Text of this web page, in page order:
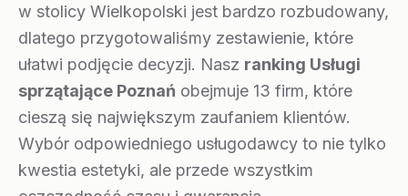
w stolicy Wielkopolski jest bardzo rozbudowany,
dlatego przygotowaliśmy zestawienie, które
ułatwi podjęcie decyzji. Nasz ranking Usługi
sprzątające Poznań obejmuje 13 firm, które
cieszą się największym zaufaniem klientów.
Wybór odpowiedniego usługodawcy to nie tylko
kwestia estetyki, ale przede wszystkim